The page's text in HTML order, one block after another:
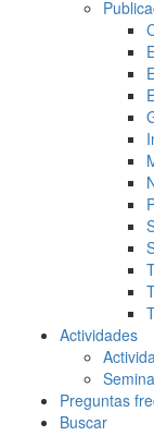
Actividades
Preguntas
Buscar